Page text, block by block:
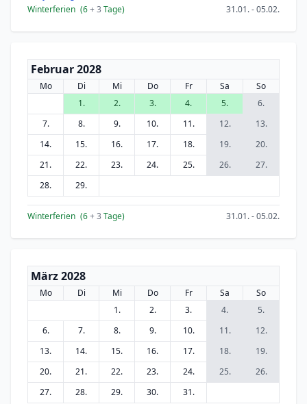
Winterferien (6+ 3 Tage) 31.01. - 05.02.
Februar 2028
Mo Di Mi Do Fr Sa
So
1.
2. 3. 4. 5.
6.
7.
8. 9. 10. 11. 12.
13.
14.
15. 16. 17. 18. 19.
20.
21.
22. 23. 24. 25. 26.
27.
28.
29.
Winterferien (6+ 3 Tage) 31.01. - 05.02.
März 2028
Mo Di Mi Do Fr Sa
So
1.
2. 3. 4.
5.
6.
7. 8. 9. 10. 11.
12.
13.
14. 15. 16. 17. 18.
19.
20.
21. 22. 23. 24. 25.
26.
27.
28. 29. 30. 31.